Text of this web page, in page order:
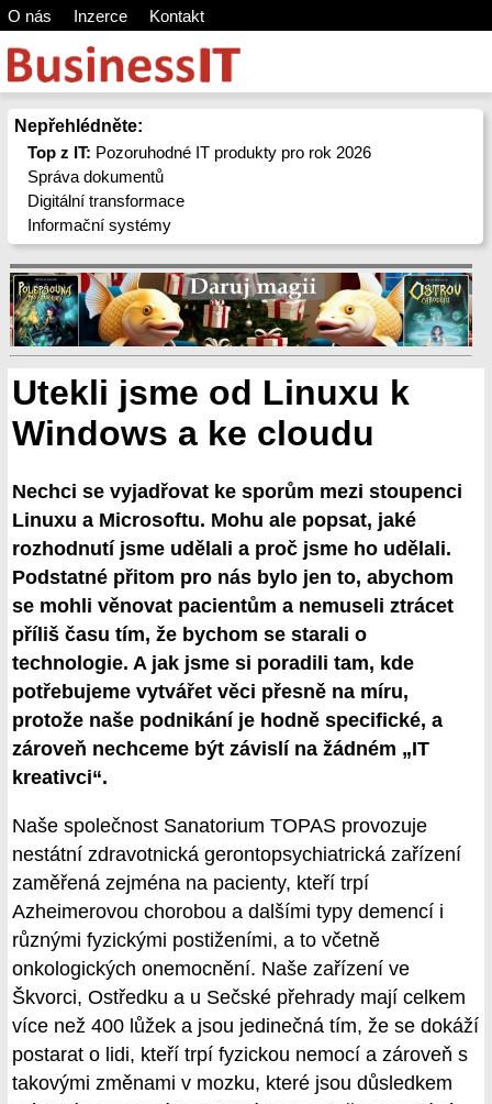
O nás Inzerce Kontakt
Nepřehlédněte:
Top z IT: Pozoruhodné IT produkty pro rok 2026
Správa dokumentů
Digitální transformace
Informační systémy
Utekli jsme od Linuxu k
Windows a ke cloudu
Nechci se vyjadřovat ke sporům mezi stoupenci
Linuxu a Microsoftu. Mohu ale popsat, jaké
rozhodnutí jsme udělali a proč jsme ho udělali.
Podstatné přitom pro nás bylo jen to, abychom
se mohli věnovat pacientům a nemuseli ztrácet
příliš času tím, že bychom se starali o
technologie. A jak jsme si poradili tam, kde
potřebujeme vytvářet věci přesně na míru,
protože naše podnikání je hodně specifické, a
zároveň nechceme být závislí na žádném „IT
kreativci“.
Naše společnost Sanatorium TOPAS provozuje
nestátní zdravotnická gerontopsychiatrická zařízení
zaměřená zejména na pacienty, kteří trpí
Azheimerovou chorobou a dalšími typy demencí i
různými fyzickými postiženími, a to včetně
onkologických onemocnění. Naše zařízení ve
Škvorci, Ostředku a u Sečské přehrady mají celkem
více než 400 lůžek a jsou jedinečná tím, že se dokáží
postarat o lidi, kteří trpí fyzickou nemocí a zároveň s
takovými změnami v mozku, které jsou důsledkem